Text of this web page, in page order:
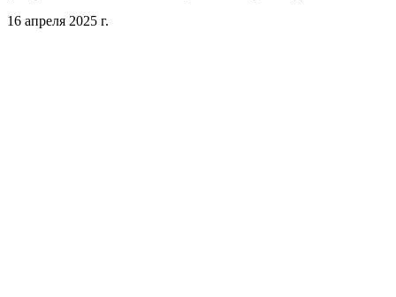
16 апреля 2025 г.